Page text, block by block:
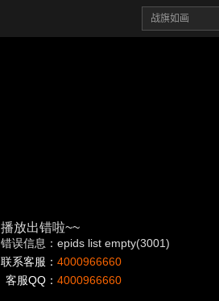
播放出错啦~~
错误信息：epids list empty(3001)
联系客服： 4000966660
客服QQ： 4000966660